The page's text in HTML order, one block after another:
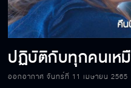
ปฏิบัติกับทุกคนเห
ออกอากาศ จันทร์ที่ 11 เมษายน 2565
ผู้ชายค